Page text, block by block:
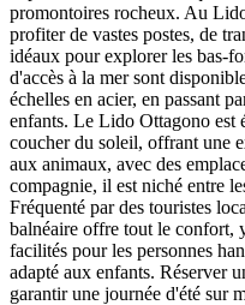
promontoires rocheux. Au
profiter de vastes postes, de
idéaux pour explorer les bas-
d'accès à la mer sont
échelles en acier, en passant
enfants. Le Lido Ottagono est
coucher du soleil, offrant une
aux animaux, avec des
compagnie, il est niché entre
Fréquenté par des touristes
balnéaire offre tout le confort,
facilités pour les personnes
adapté aux enfants. Réserver
garantir une journée d'été sur